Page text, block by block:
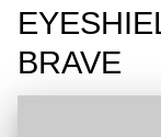
BRAVE